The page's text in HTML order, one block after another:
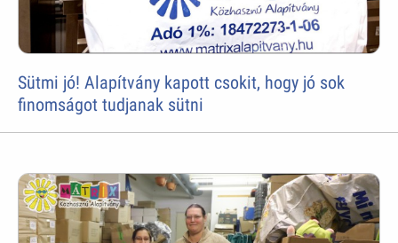
Sütmi jó! Alapítvány kapott csokit, hogy jó sok
finomságot tudjanak sütni